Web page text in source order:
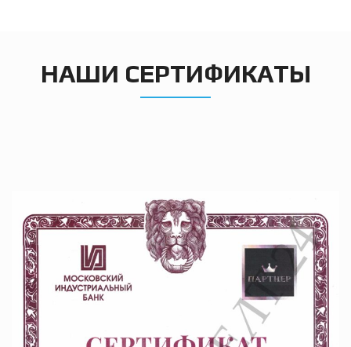
НАШИ СЕРТИФИКАТЫ